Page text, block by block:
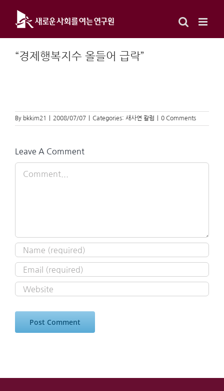
content
“경제행복지수 올들어 급락”
By bkkim21 2008/07/07 Categories: 새사연 칼럼 0 Comments
Leave A Comment